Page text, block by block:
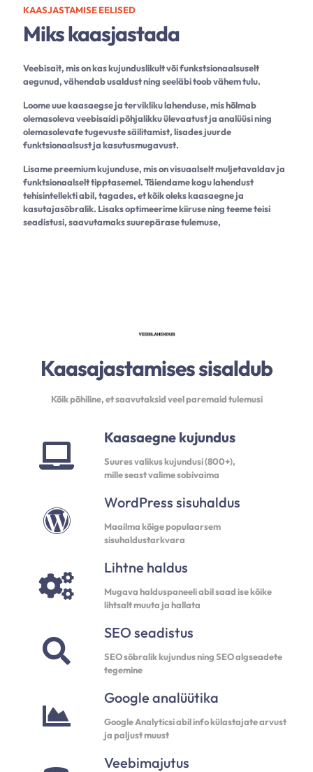
KAASJASTAMISE EELISED
Miks kaasjastada
Veebisait, mis on kas kujunduslikult või funkstsionaalsuselt
aegunud, vähendab usaldust ning seeläbi toob vähem tulu.
Loome uue kaasaegse ja tervikliku lahenduse, mis hõlmab
olemasoleva veebisaidi põhjalikku ülevaatust ja analüüsi ning
olemasolevate tugevuste säilitamist, lisades juurde
funktsionaalsust ja kasutusmugavust.
Lisame preemium kujunduse, mis on visuaalselt muljetavaldav ja
funktsionaalselt tipptasemel. Täiendame kogu lahendust
tehisintellekti abil, tagades, et kõik oleks kaasaegne ja
kasutajasõbralik. Lisaks optimeerime kiiruse ning teeme teisi
seadistusi, saavutamaks suurepärase tulemuse,
Kaasajastamises sisaldub
Kõik põhiline, et saavutaksid veel paremaid tulemusi
Kaasaegne kujundus
Suures valikus kujundusi (800+),
mille seast valime sobivaima
WordPress sisuhaldus
Maailma kõige populaarsem
sisuhaldustarkvara
Lihtne haldus
Mugava halduspaneeli abil saad ise kõike
lihtsalt muuta ja hallata
SEO seadistus
SEO sõbralik kujundus ning SEO algseadete
tegemine
Google analüütika
Google Analyticsi abil info külastajate arvust
ja paljust muust
Veebimajutus